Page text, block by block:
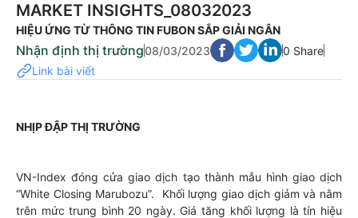
MARKET INSIGHTS_08032023
HIỆU ỨNG TỪ THÔNG TIN FUBON SẮP GIẢI NGÂN
Nhận định thị trường08/03/2023
0 Share
Link bài viết
NHỊP ĐẬP THỊ TRƯỜNG
VN-Index đóng cửa giao dịch tạo thành mẫu hình giao dịch
“White Closing Marubozu”. Khối lượng giao dịch giảm và nằm
trên mức trung bình 20 ngày. Giá tăng khối lượng là tín hiệu